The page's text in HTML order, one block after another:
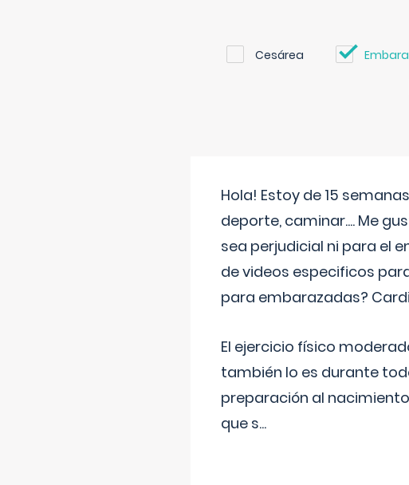
Cesárea
Hola! Estoy de 15
deporte, caminar.... Me
sea perjudicial ni para el
de videos especificos
para embarazadas?
El ejercicio físico
también lo es durante
preparación al
que s...